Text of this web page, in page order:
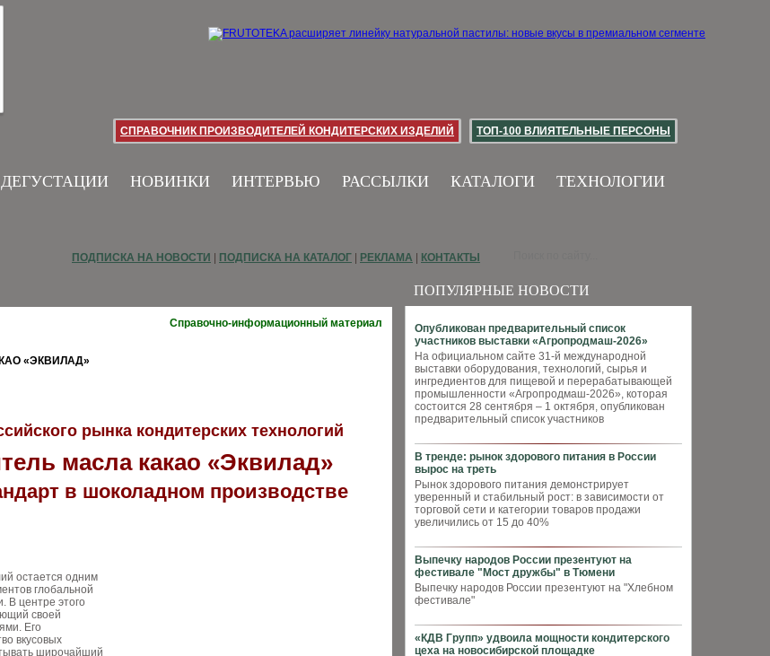
СПРАВОЧНИК ПРОИЗВОДИТЕЛЕЙ КОНДИТЕРСКИХ ИЗДЕЛИЙ ТОП-100 ВЛИЯТЕЛЬНЫЕ ПЕРСОНЫ
ДЕГУСТАЦИИ НОВИНКИ ИНТЕРВЬЮ РАССЫЛКИ КАТАЛОГИ ТЕХНОЛОГИИ
ПОПУЛЯРНЫЕ НОВОСТИ
Опубликован предварительный список
участников выставки «Агропродмаш-2026»
На официальном сайте 31-й международной
выставки оборудования, технологий, сырья и
ингредиентов для пищевой и перерабатывающей
промышленности «Агропродмаш-2026», которая
состоится 28 сентября – 1 октября, опубликован
предварительный список участников
В тренде: рынок здорового питания в России
вырос на треть
Рынок здорового питания демонстрирует
уверенный и стабильный рост: в зависимости от
торговой сети и категории товаров продажи
увеличились от 15 до 40%
Выпечку народов России презентуют на
фестивале "Мост дружбы" в Тюмени
Выпечку народов России презентуют на "Хлебном
фестивале"
«КДВ Групп» удвоила мощности кондитерского
цеха на новосибирской площадке
ПОДПИСКА НА НОВОСТИ ПОДПИСКА НА КАТАЛОГ РЕКЛАМА КОНТАКТЫ
Справочно-информационный материал
«ЭКВИЛАД»
рынка кондитерских технологий
масла какао «Эквилад»
в шоколадном производстве
остается одним
глобальной
центре этого
своей
Его
вкусовых
широчайший